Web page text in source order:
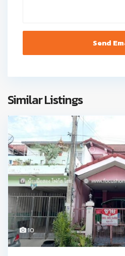
Similar Listings
10